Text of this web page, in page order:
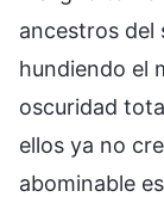
ancestros del
hundiendo el
oscuridad
ellos ya no
abominable